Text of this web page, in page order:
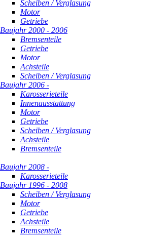
Scheiben / Verglasung
Motor
Getriebe
Baujahr 2000 - 2006
Bremsenteile
Getriebe
Motor
Achsteile
Scheiben / Verglasung
Baujahr 2006 -
Karosserieteile
Innenausstattung
Motor
Getriebe
Scheiben / Verglasung
Achsteile
Bremsenteile
Baujahr 2008 -
Karosserieteile
Baujahr 1996 - 2008
Scheiben / Verglasung
Motor
Getriebe
Achsteile
Bremsenteile